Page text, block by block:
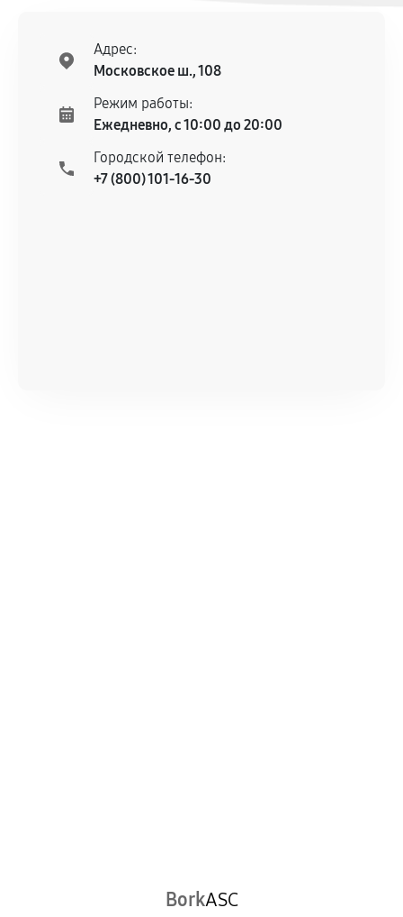
Адрес:
Московское ш., 108
Режим работы:
Ежедневно, с 10:00 до 20:00
Городской телефон:
+7 (800) 101-16-30
BorkASC